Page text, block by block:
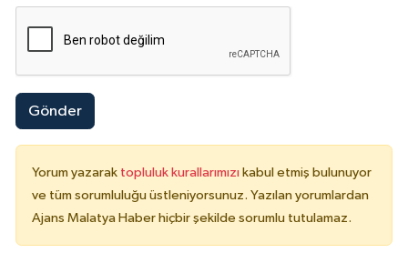
Gönder
Yorum yazarak topluluk kurallarımızı kabul etmiş bulunuyor
ve tüm sorumluluğu üstleniyorsunuz. Yazılan yorumlardan
Ajans Malatya Haber hiçbir şekilde sorumlu tutulamaz.